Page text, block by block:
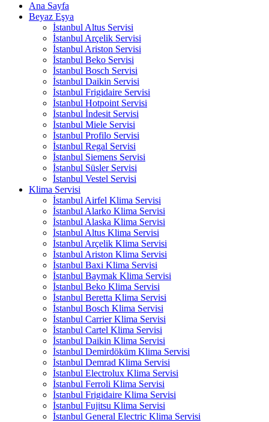
Ana Sayfa
Beyaz Eşya
İstanbul Altus Servisi
İstanbul Arçelik Servisi
İstanbul Ariston Servisi
İstanbul Beko Servisi
İstanbul Bosch Servisi
İstanbul Daikin Servisi
İstanbul Frigidaire Servisi
İstanbul Hotpoint Servisi
İstanbul İndesit Servisi
İstanbul Miele Servisi
İstanbul Profilo Servisi
İstanbul Regal Servisi
İstanbul Siemens Servisi
İstanbul Süsler Servisi
İstanbul Vestel Servisi
Klima Servisi
İstanbul Airfel Klima Servisi
İstanbul Alarko Klima Servisi
İstanbul Alaska Klima Servisi
İstanbul Altus Klima Servisi
İstanbul Arçelik Klima Servisi
İstanbul Ariston Klima Servisi
İstanbul Baxi Klima Servisi
İstanbul Baymak Klima Servisi
İstanbul Beko Klima Servisi
İstanbul Beretta Klima Servisi
İstanbul Bosch Klima Servisi
İstanbul Carrier Klima Servisi
İstanbul Cartel Klima Servisi
İstanbul Daikin Klima Servisi
İstanbul Demirdöküm Klima Servisi
İstanbul Demrad Klima Servisi
İstanbul Electrolux Klima Servisi
İstanbul Ferroli Klima Servisi
İstanbul Frigidaire Klima Servisi
İstanbul Fujitsu Klima Servisi
İstanbul General Electric Klima Servisi